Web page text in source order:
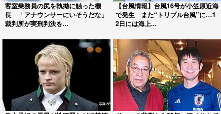
客室乗務員の尻を執拗に触った機
長 「アナウンサーにいそうだな」
裁判所が実刑判決を...
【台風情報】台風16号が小笠原近海
で発生 また“トリプル台風”に…1
2日には海上...